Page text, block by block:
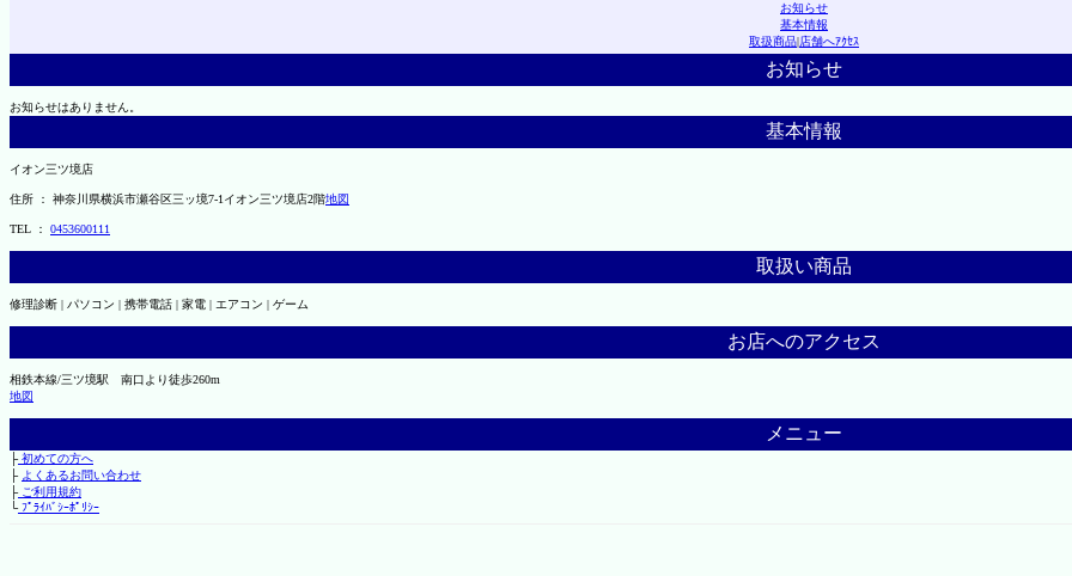
お知らせ
基本情報
取扱商品|店舗へｱｸｾｽ
お知らせ
お知らせはありません。
基本情報
イオン三ツ境店
住所 ： 神奈川県横浜市瀬谷区三ッ境7-1イオン三ツ境店2階地図
TEL ： 0453600111
取扱い商品
修理診断 | パソコン | 携帯電話 | 家電 | エアコン | ゲーム
お店へのアクセス
相鉄本線/三ツ境駅 南口より徒歩260m
地図
メニュー
├初めての方へ
├ よくあるお問い合わせ
├ご利用規約
└ﾌﾟﾗｲﾊﾞｼｰﾎﾟﾘｼｰ